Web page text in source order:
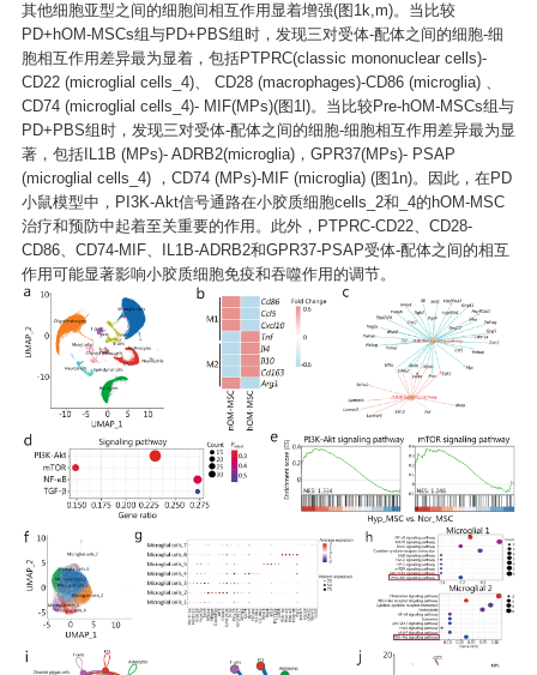
其他细胞亚型之间的细胞间相互作用显着增强(图1k,m)。当比较
PD+hOM-MSCs组与PD+PBS组时，发现三对受体-配体之间的细胞-细
胞相互作用差异最为显着，包括PTPRC(classic mononuclear cells)-
CD22 (microglial cells_4)、 CD28 (macrophages)-CD86 (microglia) 、
CD74 (microglial cells_4)- MIF(MPs)(图1l)。当比较Pre-hOM-MSCs组与
PD+PBS组时，发现三对受体-配体之间的细胞-细胞相互作用差异最为显
著，包括IL1B (MPs)- ADRB2(microglia)，GPR37(MPs)- PSAP
(microglial cells_4) ，CD74 (MPs)-MIF (microglia) (图1n)。因此，在PD
小鼠模型中，PI3K-Akt信号通路在小胶质细胞cells_2和_4的hOM-MSC
治疗和预防中起着至关重要的作用。此外，PTPRC-CD22、CD28-
CD86、CD74-MIF、IL1B-ADRB2和GPR37-PSAP受体-配体之间的相互
作用可能显著影响小胶质细胞免疫和吞噬作用的调节。